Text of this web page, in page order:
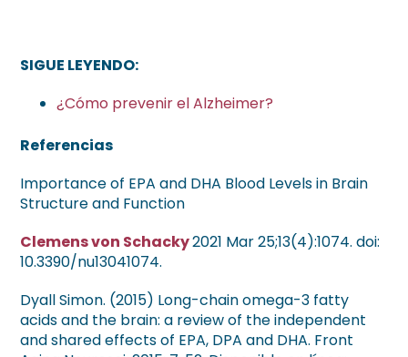
SIGUE LEYENDO:
¿Cómo prevenir el Alzheimer?
Referencias
Importance of EPA and DHA Blood Levels in Brain
Structure and Function
Clemens von Schacky2021 Mar 25;13(4):1074. doi:
10.3390/nu13041074.
Dyall Simon. (2015) Long-chain omega-3 fatty
acids and the brain: a review of the independent
and shared effects of EPA, DPA and DHA. Front